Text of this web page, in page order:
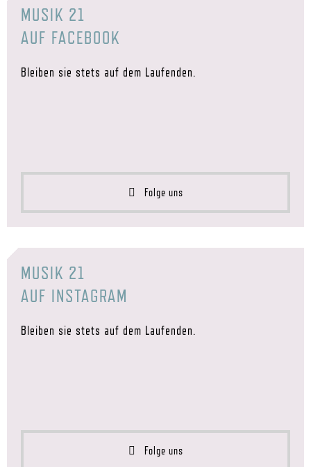
MUSIK 21
AUF FACEBOOK
Bleiben sie stets auf dem Laufenden.
Folge uns
MUSIK 21
AUF INSTAGRAM
Bleiben sie stets auf dem Laufenden.
Folge uns